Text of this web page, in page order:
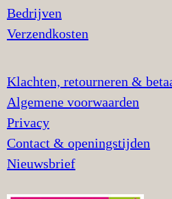
Bedrijven
Verzendkosten
Klachten, retourneren &
Algemene voorwaarden
Privacy
Contact & openingstijden
Nieuwsbrief